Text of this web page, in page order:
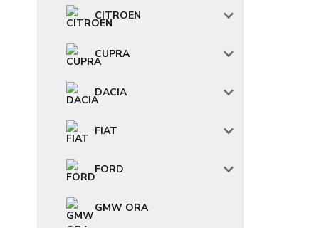
CITROEN
CUPRA
DACIA
FIAT
FORD
GMW ORA